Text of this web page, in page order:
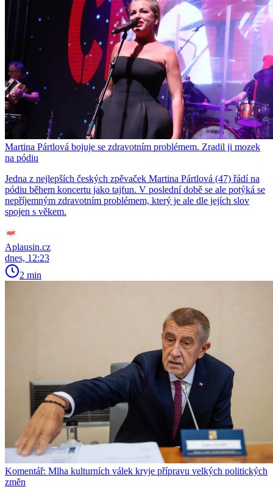
Martina Pártlová bojuje se zdravotním problémem. Zradil ji mozek
na pódiu
Jedna z nejlepších českých zpěvaček Martina Pártlová (47) řádí na
pódiu během koncertu jako tajfun. V poslední době se ale potýká se
nepříjemným zdravotním problémem, který je ale dle jejích slov
spojen s věkem.
Aplausin.cz
dnes, 12:23
2 min
Komentář: Mlha kulturních válek kryje přípravu velkých politických
změn